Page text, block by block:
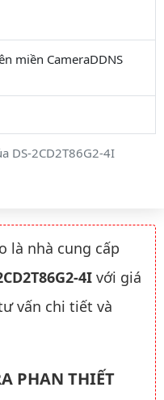
DS-2CD2T86G2-4I
miền CameraDDNS
là nhà cung cấp
4I với giá
vấn chi tiết và
PHAN THIẾT